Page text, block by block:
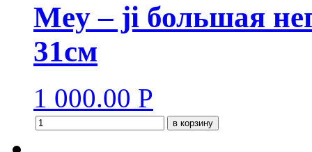
Mey – ji большая
31см
1 000.00 Р
в корзину